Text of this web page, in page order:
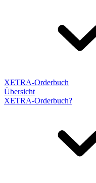
XETRA-Orderbuch
Übersicht
XETRA-Orderbuch?